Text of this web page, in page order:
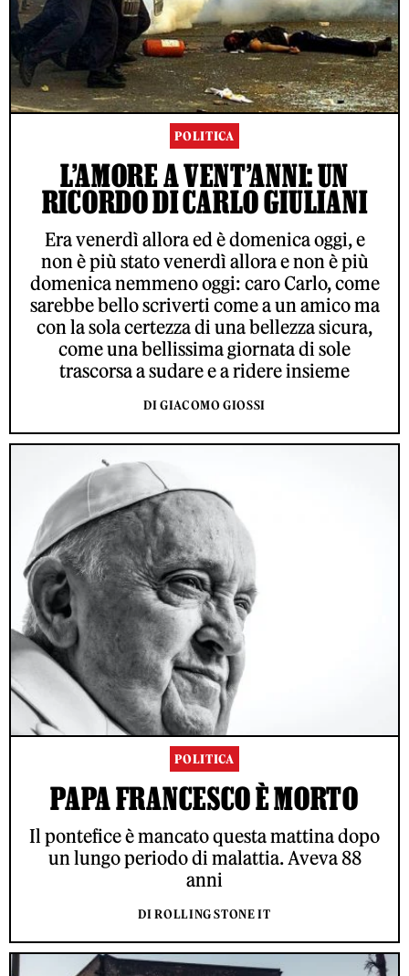
POLITICA
L’AMORE A VENT’ANNI: UN
RICORDO DI CARLO GIULIANI
Era venerdì allora ed è domenica oggi, e
non è più stato venerdì allora e non è più
domenica nemmeno oggi: caro Carlo, come
sarebbe bello scriverti come a un amico ma
con la sola certezza di una bellezza sicura,
come una bellissima giornata di sole
trascorsa a sudare e a ridere insieme
DI GIACOMO GIOSSI
POLITICA
PAPA FRANCESCO È MORTO
Il pontefice è mancato questa mattina dopo
un lungo periodo di malattia. Aveva 88
anni
DI ROLLING STONE IT